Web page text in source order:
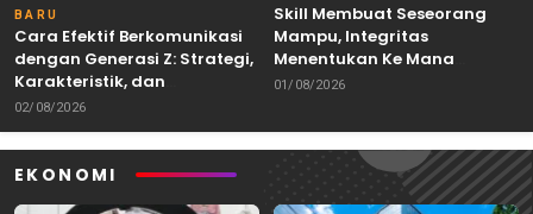
BARU
Cara Efektif Berkomunikasi
dengan Generasi Z: Strategi,
Karakteristik, dan
Tantangannya
02/08/2026
Skill Membuat Seseorang
Mampu, Integritas
Menentukan Ke Mana
Kemampuan Itu Dibawa
01/08/2026
EKONOMI